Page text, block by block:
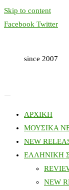
Skip to content
Facebook Twitter
since 2007
ΑΡΧΙΚΗ
ΜΟΥΣΙΚΑ
NEW
ΕΛΛΗΝΙΚΗ
NEW